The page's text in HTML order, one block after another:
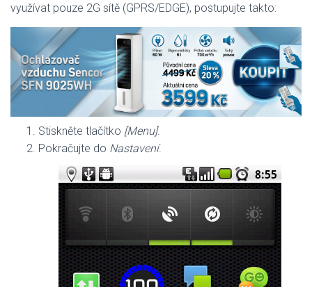
využívat pouze 2G sítě (GPRS/EDGE), postupujte takto:
Stiskněte tlačítko [Menu].
Pokračujte do Nastavení.